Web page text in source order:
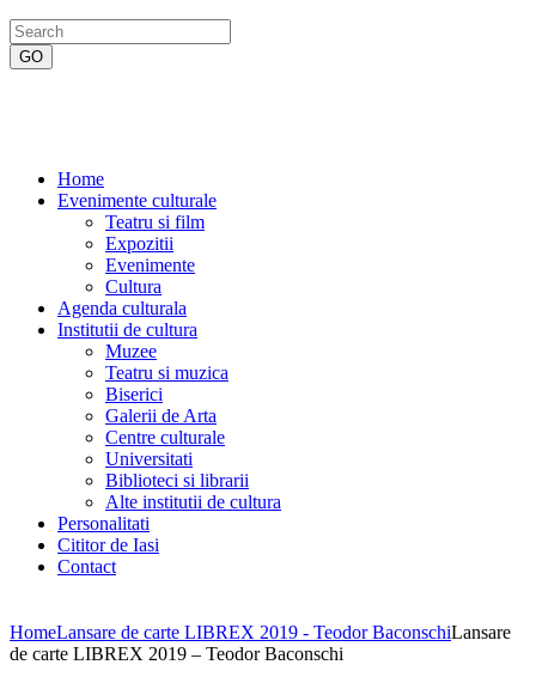
Home
Evenimente culturale
Teatru si film
Expozitii
Evenimente
Cultura
Agenda culturala
Institutii de cultura
Muzee
Teatru si muzica
Biserici
Galerii de Arta
Centre culturale
Universitati
Biblioteci si librarii
Alte institutii de cultura
Personalitati
Cititor de Iasi
Contact
HomeLansare de carte LIBREX 2019 - Teodor BaconschiLansare
de carte LIBREX 2019 – Teodor Baconschi